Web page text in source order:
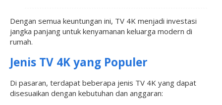
Dengan semua keuntungan ini, TV 4K menjadi investasi
jangka panjang untuk kenyamanan keluarga modern di
rumah.
Jenis TV 4K yang Populer
Di pasaran, terdapat beberapa jenis TV 4K yang dapat
disesuaikan dengan kebutuhan dan anggaran: